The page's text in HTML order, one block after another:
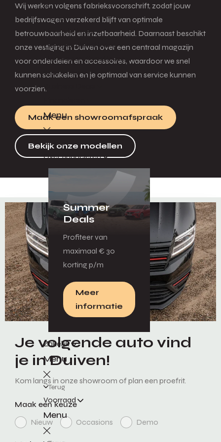
Terug
Financial lease
Full operational lease
Netto operational lease
Shortlease
Business Deals
Menu
Terug
Over financieren
Summer
Deals
Profiteer van
maximaal € 30
korting p/m
Meer
informatie
Zakelijk
Menu
Terug
Voorraad
Menu
Wij werken volgens fabrieksvoorschrift, zodat jouw
bedrijfswagen verzekerd blijft van optimale
betrouwbaarheid en inzetbaarheid. Daarnaast beschikt
onze vestiging in Duiven over een centraal magazijn
voor onderdelen en accessoires, waardoor we snel
kunnen schakelen en je optimaal van service kunnen
voorzien.
Maak een showroomafspraak
Bekijk onze modellen
Je volgende auto vind
je in Duiven!
Kom langs in onze showroom of plan een proefrit.
Maak een keuze
Nieuw
Occasions Demo